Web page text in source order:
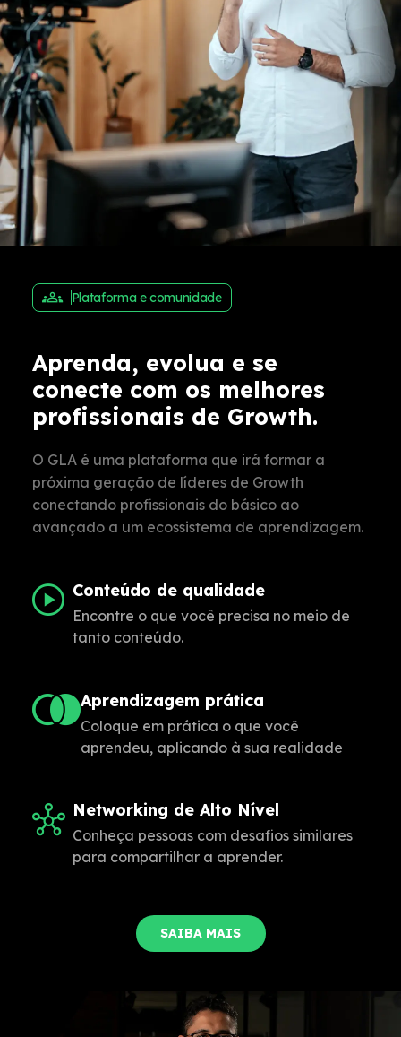
Plataforma e comunidade
Aprenda, evolua e se
conecte com os melhores
profissionais de Growth.
O GLA é uma plataforma que irá formar a
próxima geração de líderes de Growth
conectando profissionais do básico ao
avançado a um ecossistema de aprendizagem.
Conteúdo de qualidade
Encontre o que você precisa no meio de
tanto conteúdo.
Aprendizagem prática
Coloque em prática o que você
aprendeu, aplicando à sua realidade
Networking de Alto Nível
Conheça pessoas com desafios similares
para compartilhar a aprender.
SAIBA MAIS